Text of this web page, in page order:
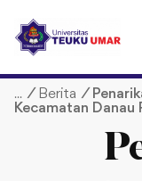
p
/ Berita /
Kecamatan Danau